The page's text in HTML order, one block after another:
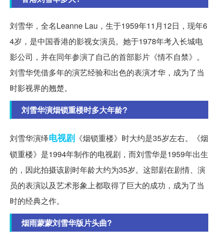
刘雪华，全名Leanne Lau，生于1959年11月12日，现年6
4岁，是中国香港的影视女演员。她于1978年考入长城电
影公司，并在同年参演了自己的首部影片《情不自禁》。
刘雪华凭借多年的演艺经验和出色的表演才华，成为了当
时影视界的翘楚。
刘雪华演烟锁重楼时多大年龄?
刘雪华演绎电视剧 《烟锁重楼》时大约是35岁左右。《烟
锁重楼》是1994年制作的电视剧，而刘雪华是1959年出生
的，因此拍摄该剧时年龄大约为35岁。这部剧在剧情、演
员的表演以及艺术形象上都取得了巨大的成功，成为了当
时的经典之作。
烟雨蒙蒙刘雪华版片头曲?